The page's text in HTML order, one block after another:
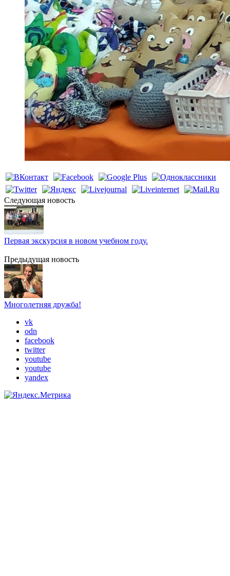
Cледующая новость
Первая экскурсия в новом учебном году.
Предыдущая новость
Многолетняя дружба!
vk
odn
facebook
twitter
youtube
youtube
yandex